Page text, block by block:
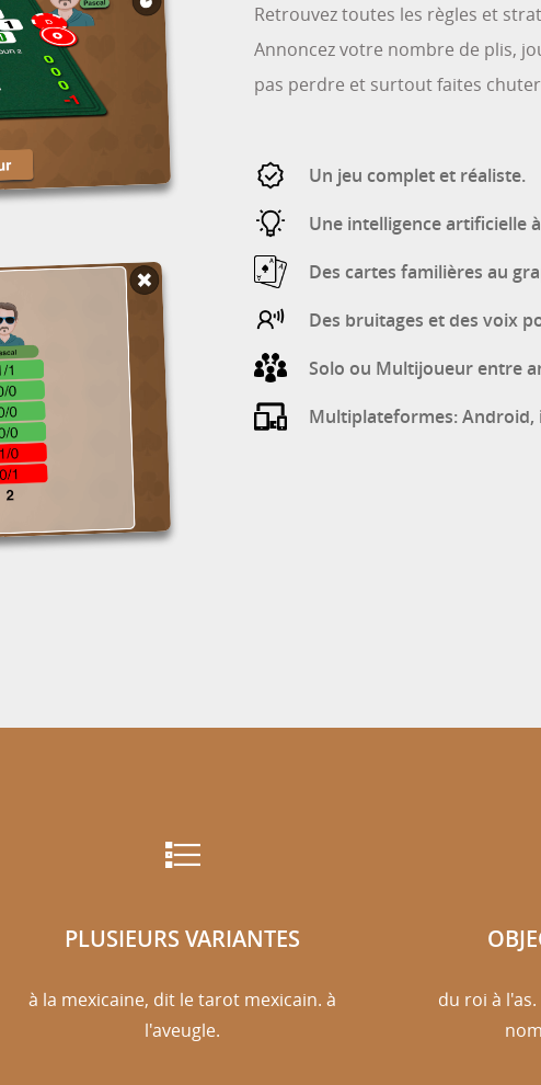
Retrouvez toutes les règles et
Annoncez votre nombre de plis,
pas perdre et surtout faites
Un jeu complet et réaliste.
Une intelligence artificielle
Des cartes familières au
Des bruitages et des voix
Solo ou Multijoueur entre
Multiplateformes: Android,
PLUSIEURS VARIANTES
à la mexicaine, dit le tarot mexicain. à
l'aveugle.
du roi à